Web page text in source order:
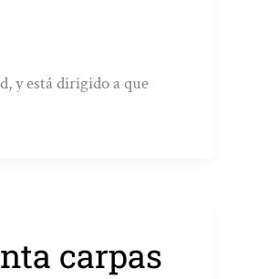
y está dirigido a que
carpas